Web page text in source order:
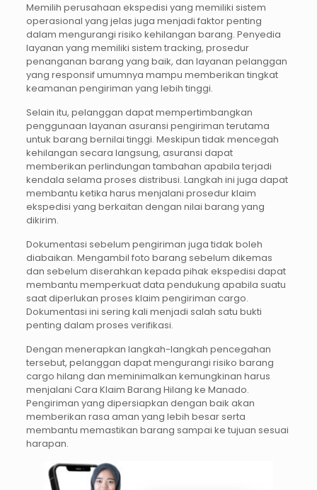
Memilih perusahaan ekspedisi yang memiliki sistem
operasional yang jelas juga menjadi faktor penting
dalam mengurangi risiko kehilangan barang. Penyedia
layanan yang memiliki sistem tracking, prosedur
penanganan barang yang baik, dan layanan pelanggan
yang responsif umumnya mampu memberikan tingkat
keamanan pengiriman yang lebih tinggi.
Selain itu, pelanggan dapat mempertimbangkan
penggunaan layanan asuransi pengiriman terutama
untuk barang bernilai tinggi. Meskipun tidak mencegah
kehilangan secara langsung, asuransi dapat
memberikan perlindungan tambahan apabila terjadi
kendala selama proses distribusi. Langkah ini juga dapat
membantu ketika harus menjalani prosedur klaim
ekspedisi yang berkaitan dengan nilai barang yang
dikirim.
Dokumentasi sebelum pengiriman juga tidak boleh
diabaikan. Mengambil foto barang sebelum dikemas
dan sebelum diserahkan kepada pihak ekspedisi dapat
membantu memperkuat data pendukung apabila suatu
saat diperlukan proses klaim pengiriman cargo.
Dokumentasi ini sering kali menjadi salah satu bukti
penting dalam proses verifikasi.
Dengan menerapkan langkah-langkah pencegahan
tersebut, pelanggan dapat mengurangi risiko barang
cargo hilang dan meminimalkan kemungkinan harus
menjalani Cara Klaim Barang Hilang ke Manado.
Pengiriman yang dipersiapkan dengan baik akan
memberikan rasa aman yang lebih besar serta
membantu memastikan barang sampai ke tujuan sesuai
harapan.